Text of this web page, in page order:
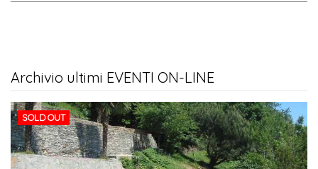
Archivio ultimi EVENTI ON-LINE
SOLD OUT